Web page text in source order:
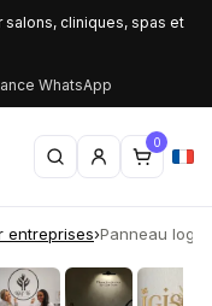
salons, cliniques, spas et
WhatsApp
0
entreprises›Panneau logo
›